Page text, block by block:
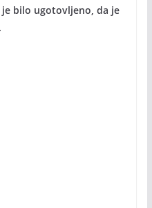
bilo ugotovljeno, da je